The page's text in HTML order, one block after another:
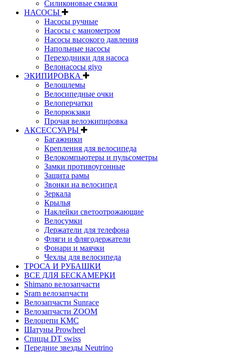
Силиконовые смазки
НАСОСЫ
Насосы ручные
Насосы с манометром
Насосы высокого давления
Напольные насосы
Переходники для насоса
Велонасосы giyo
ЭКИПИРОВКА
Велошлемы
Велосипедные очки
Велоперчатки
Велорюкзаки
Прочая велоэкипировка
АКСЕССУАРЫ
Багажники
Крепления для велосипеда
Велокомпьютеры и пульсометры
Замки противоугонные
Защита рамы
Звонки на велосипед
Зеркала
Крылья
Наклейки светоотрожающие
Велосумки
Держатели для телефона
Фляги и флягодержатели
Фонари и маячки
Чехлы для велосипеда
ТРОСА И РУБАШКИ
ВСЕ ДЛЯ БЕСКАМЕРКИ
Shimano велозапчасти
Sram велозапчасти
Велозапчасти Sunrace
Велозапчасти ZOOM
Велоцепи KMC
Шатуны Prowheel
Спицы DT swiss
Передние звезды Neutrino